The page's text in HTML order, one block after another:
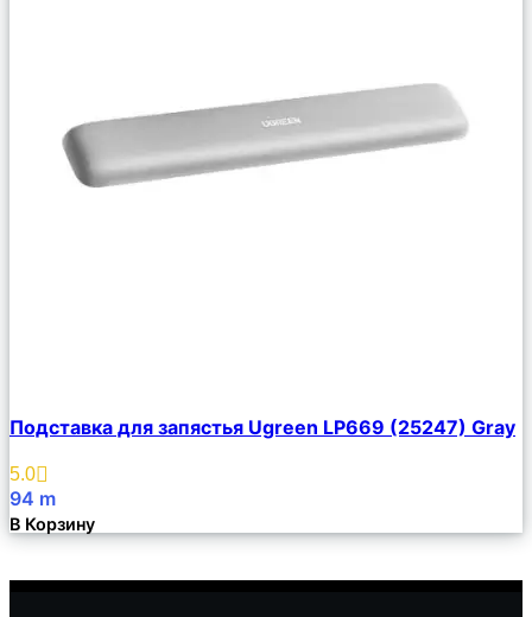
Описание
Избранное
Подставка для запястья Ugreen LP669 (25247) Gray
5.0
94 m
В Корзину